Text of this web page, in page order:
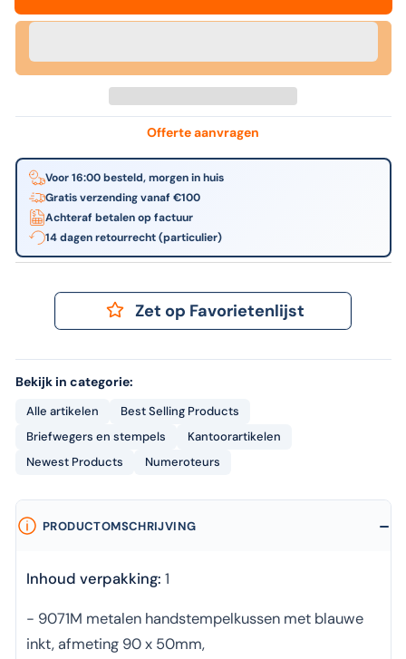
Inktkussen
90x50mm
blauw
-
9051m
90x50mm
Offerte aanvragen
Voor 16:00 besteld, morgen in huis
Gratis verzending vanaf €100
Achteraf betalen op factuur
14 dagen retourrecht (particulier)
Zet op Favorietenlijst
Bekijk in categorie:
Alle artikelen
Best Selling Products
Briefwegers en stempels
Kantoorartikelen
Newest Products
Numeroteurs
PRODUCTOMSCHRIJVING
Inhoud verpakking: 1
- 9071M metalen handstempelkussen met blauwe
inkt, afmeting 90 x 50mm,